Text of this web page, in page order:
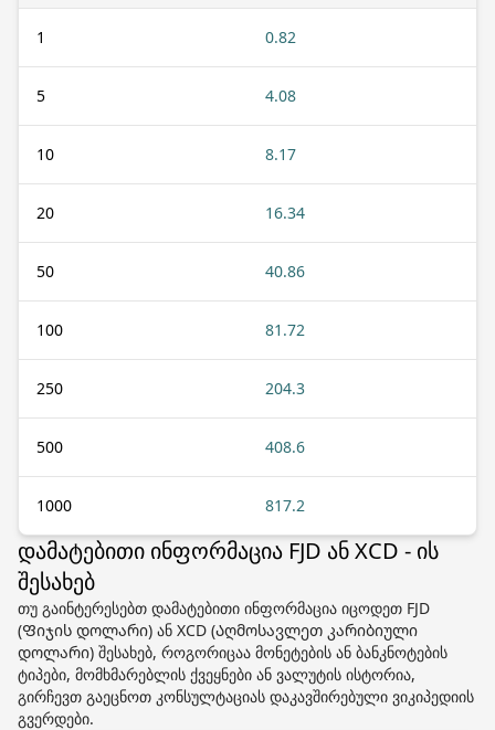
1 0.82
5 4.08
10 8.17
20 16.34
50 40.86
100 81.72
250 204.3
500 408.6
1000 817.2
დამატებითი ინფორმაცია FJD ან XCD - ის
შესახებ
თუ გაინტერესებთ დამატებითი ინფორმაცია იცოდეთ FJD
(Ფიჯის დოლარი) ან XCD (Აღმოსავლეთ კარიბიული
დოლარი) შესახებ, როგორიცაა მონეტების ან ბანკნოტების
ტიპები, მომხმარებლის ქვეყნები ან ვალუტის ისტორია,
გირჩევთ გაეცნოთ კონსულტაციას დაკავშირებული ვიკიპედიის
გვერდები.